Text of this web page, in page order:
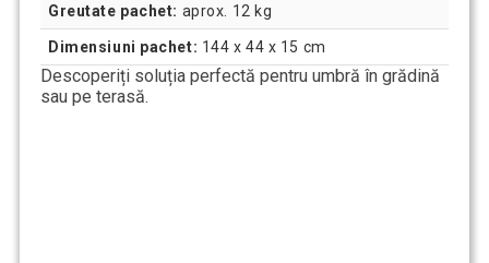
Greutate pachet: aprox. 12 kg
Dimensiuni pachet: 144 x 44 x 15 cm
Descoperiți soluția perfectă pentru umbră în grădină
sau pe terasă.